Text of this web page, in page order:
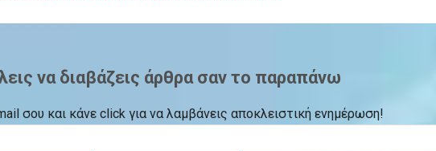
να διαβάζεις άρθρα σαν το παραπάνω
σου και κάνε click για να λαμβάνεις αποκλειστική ενημέρωση!